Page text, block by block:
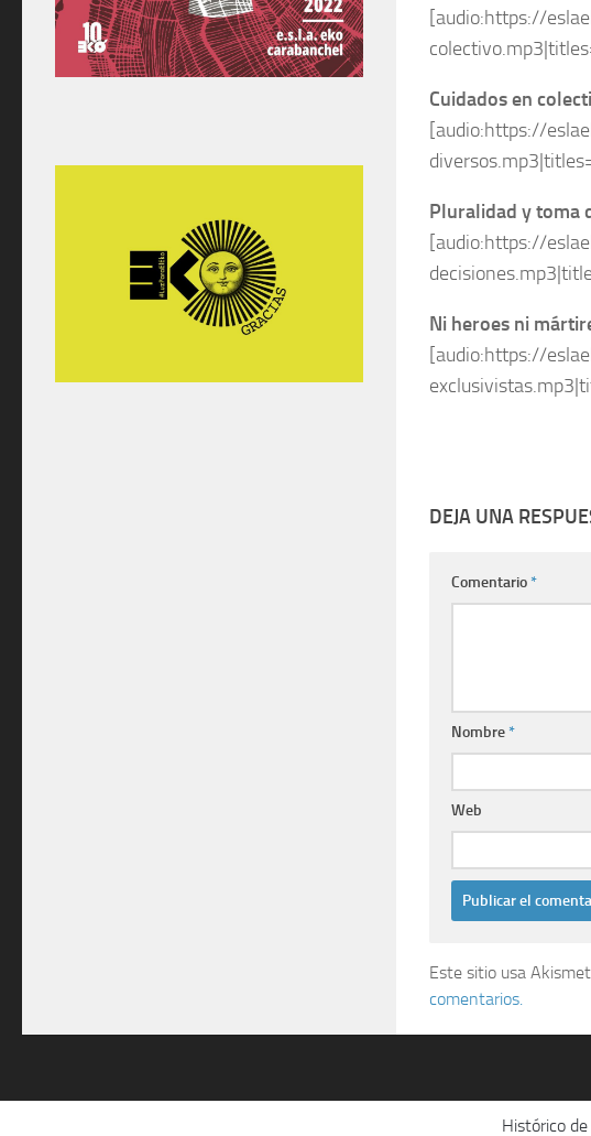
[audio:https://
Cuidados en
[audio:https://
Pluralidad y toma
[audio:https://
Ni heroes ni
[audio:https://
DEJA UNA
Comentario*
Nombre*
Web
Este sitio usa
comentarios.
Histórico